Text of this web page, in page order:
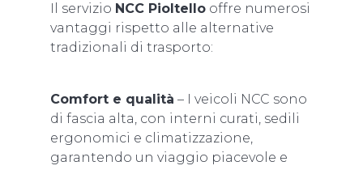
Il servizio NCC Pioltello offre numerosi
vantaggi rispetto alle alternative
tradizionali di trasporto:
Comfort e qualità – I veicoli NCC sono
di fascia alta, con interni curati, sedili
ergonomici e climatizzazione,
garantendo un viaggio piacevole e